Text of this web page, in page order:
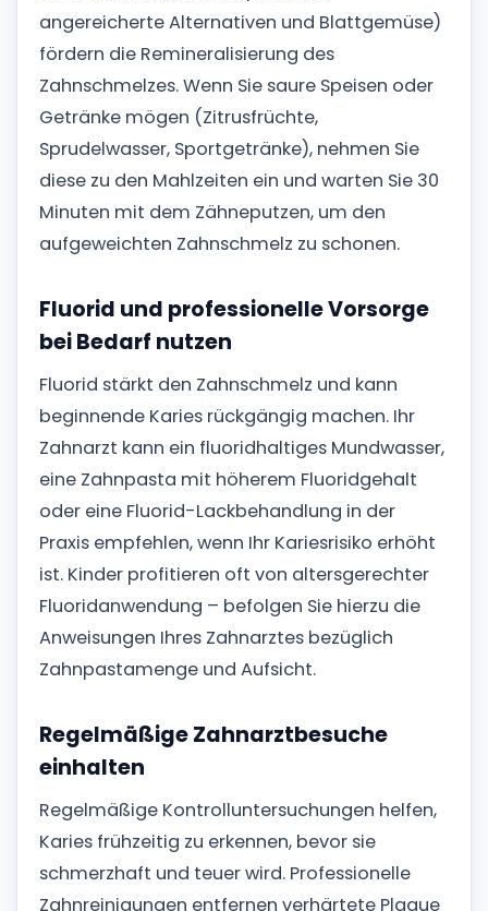
angereicherte Alternativen und Blattgemüse)
fördern die Remineralisierung des
Zahnschmelzes. Wenn Sie saure Speisen oder
Getränke mögen (Zitrusfrüchte,
Sprudelwasser, Sportgetränke), nehmen Sie
diese zu den Mahlzeiten ein und warten Sie 30
Minuten mit dem Zähneputzen, um den
aufgeweichten Zahnschmelz zu schonen.
Fluorid und professionelle Vorsorge
bei Bedarf nutzen
Fluorid stärkt den Zahnschmelz und kann
beginnende Karies rückgängig machen. Ihr
Zahnarzt kann ein fluoridhaltiges Mundwasser,
eine Zahnpasta mit höherem Fluoridgehalt
oder eine Fluorid-Lackbehandlung in der
Praxis empfehlen, wenn Ihr Kariesrisiko erhöht
ist. Kinder profitieren oft von altersgerechter
Fluoridanwendung – befolgen Sie hierzu die
Anweisungen Ihres Zahnarztes bezüglich
Zahnpastamenge und Aufsicht.
Regelmäßige Zahnarztbesuche
einhalten
Regelmäßige Kontrolluntersuchungen helfen,
Karies frühzeitig zu erkennen, bevor sie
schmerzhaft und teuer wird. Professionelle
Zahnreinigungen entfernen verhärtete Plaque